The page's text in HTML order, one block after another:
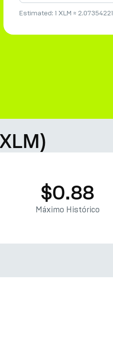
Estimated: 1 XLM ≈
$0.88
Máximo Histórico